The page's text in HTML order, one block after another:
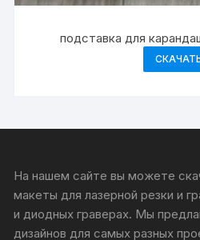
подставка для
На нашем сайте вы можете
макеты для лазерной резки и
и диодных граверах. Мы
дизайнов для самых разных